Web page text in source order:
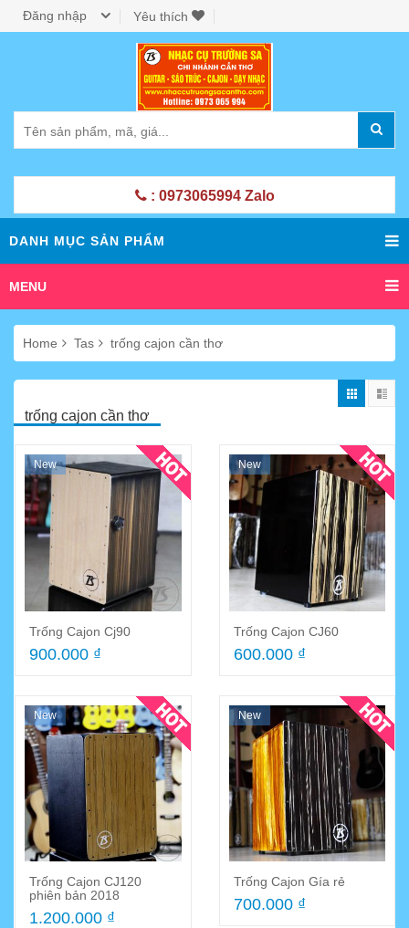
Đăng nhập Yêu thích
: 0973065994 Zalo
DANH MỤC SẢN PHẨM
MENU
Home Tas trống cajon cần thơ
trống cajon cần thơ
New
Trống Cajon Cj90
900.000 ₫
New
Trống Cajon CJ60
600.000 ₫
New
Trống Cajon CJ120
phiên bản 2018
1.200.000 ₫
New
Trống Cajon Gía rẻ
700.000 ₫